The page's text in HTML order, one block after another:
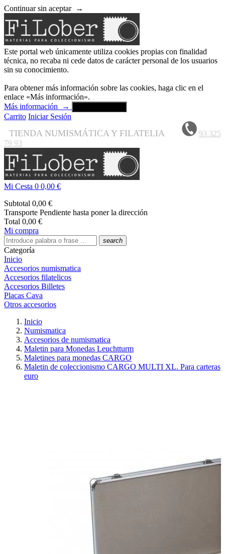
Continuar sin aceptar →
Este portal web únicamente utiliza cookies propias con finalidad
técnica, no recaba ni cede datos de carácter personal de los usuarios
sin su conocimiento.
Para obtener más información sobre las cookies, haga clic en el
enlace «Más información».
Más información
→
Carrito Iniciar Sesión
TIENDA NUMISMÁTICA Y FILATELIA
93 325
79 93
Mi Cesta 0 0,00 €
Subtotal 0,00 €
Transporte Pendiente hasta poner la dirección
Total 0,00 €
Mi compra
search
Categoría
Inicio
Accesorios numismatica
Accesorios filatelicos
Accesorios Billetes
Placas Cava
Otros accesorios
Inicio
Numismatica
Accesorios de numismatica
Maletin para Monedas Leuchtturm
Maletines para monedas CARGO
Maletin de coleccionismo CARGO MULTI XL. Para carteras
euro